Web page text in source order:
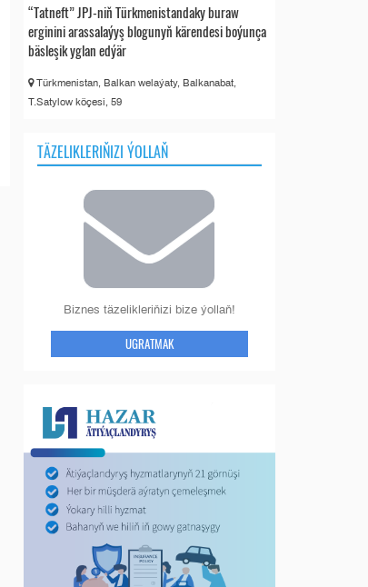
“Tatneft” JPJ-niň Türkmenistandaky buraw
erginini arassalaýyş blogunyň kärendesi boýunça
bäsleşik yglan edýär
Türkmenistan, Balkan welaýaty, Balkanabat,
T.Satylow köçesi, 59
TÄZELIKLERIŇIZI ÝOLLAŇ
Biznes täzelikleriňizi bize ýollaň!
UGRATMAK